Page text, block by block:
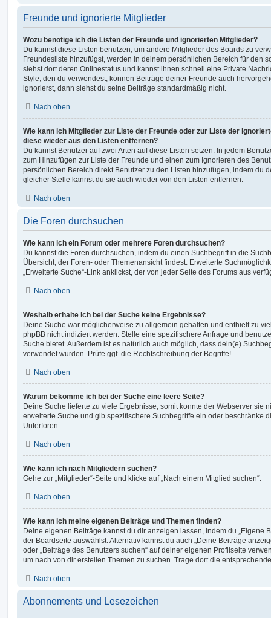
Freunde und ignorierte Mitglieder
Wozu benötige ich die Listen der Freunde und ignorierten Mitglieder?
Du kannst diese Listen benutzen, um andere Mitglieder des Boards zu
Freundesliste hinzufügst, werden in deinem persönlichen Bereich für den
siehst dort deren Onlinestatus und kannst ihnen schnell eine Private
Style, den du verwendest, können Beiträge deiner Freunde auch
ignorierst, dann siehst du seine Beiträge standardmäßig nicht.
Nach oben
Wie kann ich Mitglieder zur Liste der Freunde oder zur Liste der
diese wieder aus den Listen entfernen?
Du kannst Benutzer auf zwei Arten auf diese Listen setzen: In jedem
zum Hinzufügen zur Liste der Freunde und einen zum Ignorieren des
persönlichen Bereich direkt Benutzer zu den Listen hinzufügen, indem du
gleicher Stelle kannst du sie auch wieder von den Listen entfernen.
Nach oben
Die Foren durchsuchen
Wie kann ich ein Forum oder mehrere Foren durchsuchen?
Du kannst die Foren durchsuchen, indem du einen Suchbegriff in die
Übersicht, der Foren- oder Themenansicht findest. Erweiterte
„Erweiterte Suche“-Link anklickst, der von jeder Seite des Forums aus
Nach oben
Weshalb erhalte ich bei der Suche keine Ergebnisse?
Deine Suche war möglicherweise zu allgemein gehalten und enthielt zu
phpBB nicht indiziert werden. Stelle eine spezifischere Anfrage und
Suche bietet. Außerdem ist es natürlich auch möglich, dass dein(e)
verwendet wurden. Prüfe ggf. die Rechtschreibung der Begriffe!
Nach oben
Warum bekomme ich bei der Suche eine leere Seite?
Deine Suche lieferte zu viele Ergebnisse, somit konnte der Webserver sie
erweiterte Suche und gib spezifischere Suchbegriffe ein oder beschränke
Unterforen.
Nach oben
Wie kann ich nach Mitgliedern suchen?
Gehe zur „Mitglieder“-Seite und klicke auf „Nach einem Mitglied suchen“.
Nach oben
Wie kann ich meine eigenen Beiträge und Themen finden?
Deine eigenen Beiträge kannst du dir anzeigen lassen, indem du „Eigene
der Boardseite auswählst. Alternativ kannst du auch „Deine Beiträge
oder „Beiträge des Benutzers suchen“ auf deiner eigenen Profilseite
um nach von dir erstellen Themen zu suchen. Trage dort die
Nach oben
Abonnements und Lesezeichen